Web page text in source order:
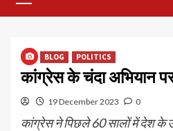
BLOG POLITICS
कांग्रेस के चंदा अभियान
19 December 2023 0
कांग्रेस ने पिछले 60 सालों में देश के